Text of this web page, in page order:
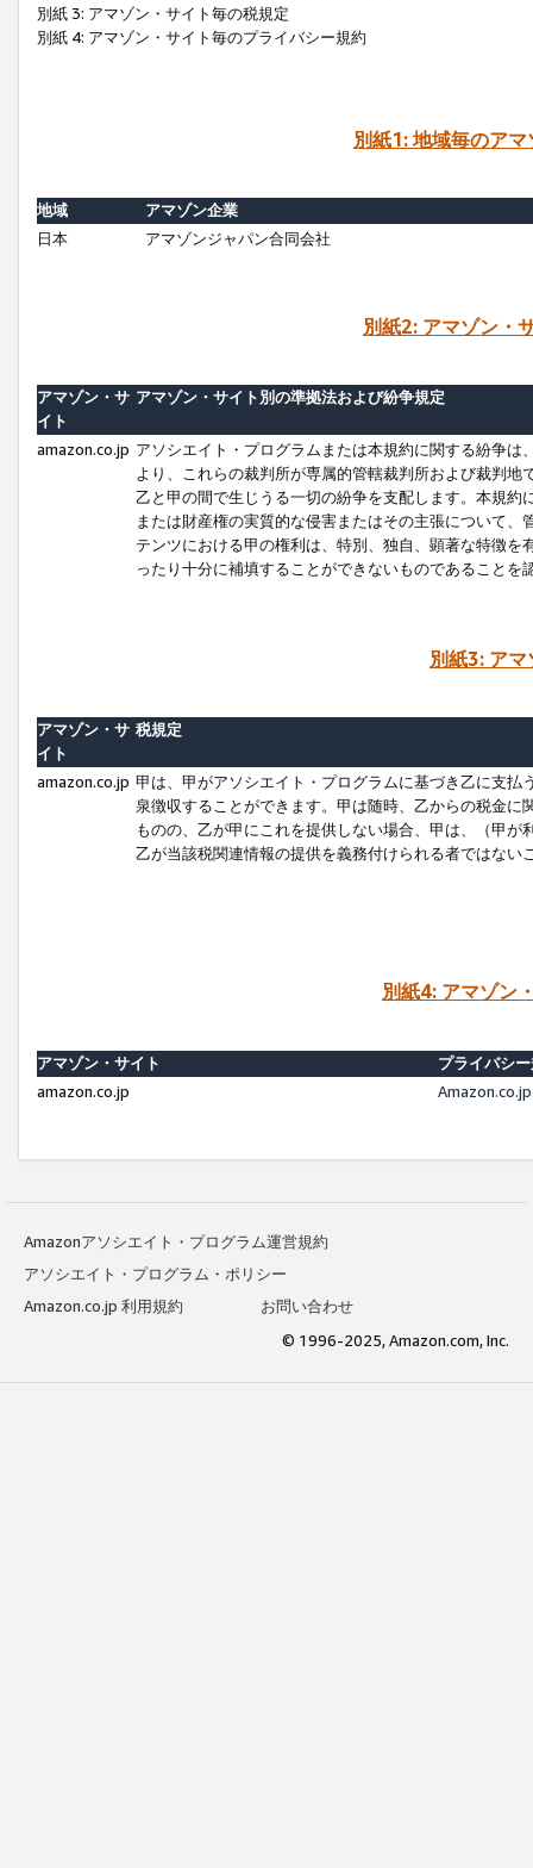
別紙 3: アマゾン・サイト毎の税規定
別紙 4: アマゾン・サイト毎のプライバシー規約
別紙1: 地域毎のア
地域
アマゾン企業
日本
アマゾンジャパン合同会社
別紙2: アマゾン・
アマゾン・サ
イト
アマゾン・サイト別の準拠法および紛争規定
amazon.co.jp アソシエイト・プログラムまたは本規約に関する紛争
より、これらの裁判所が専属的管轄裁判所および裁判
乙と甲の間で生じうる一切の紛争を支配します。本規
または財産権の実質的な侵害またはその主張について
テンツにおける甲の権利は、特別、独自、顕著な特徴
ったり十分に補填することができないものであることを
別紙3: ア
アマゾン・サ
イト
税規定
amazon.co.jp 甲は、甲がアソシエイト・プログラムに基づき乙に支
泉徴収することができます。甲は随時、乙からの税金
ものの、乙が甲にこれを提供しない場合、甲は、（甲
乙が当該税関連情報の提供を義務付けられる者ではな
別紙4: アマゾン
アマゾン・サイト
プライバシ
amazon.co.jp
Amazonアソシエイト・プログラム運営規約
アソシエイト・プログラム・ポリシー
Amazon.co.jp 利用規約
お問い合わせ
© 1996-2025, Amazon.com, Inc.